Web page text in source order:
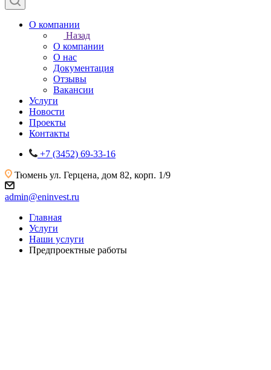
О компании
Назад
О компании
О нас
Документация
Отзывы
Вакансии
Услуги
Новости
Проекты
Контакты
+7 (3452) 69-33-16
Тюмень ул. Герцена, дом 82, корп. 1/9
admin@eninvest.ru
Главная
Услуги
Наши услуги
Предпроектные работы